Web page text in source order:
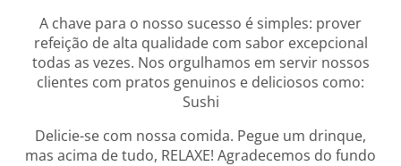
A chave para o nosso sucesso é simples: prover
refeição de alta qualidade com sabor excepcional
todas as vezes. Nos orgulhamos em servir nossos
clientes com pratos genuinos e deliciosos como:
Sushi
Delicie-se com nossa comida. Pegue um drinque,
mas acima de tudo, RELAXE! Agradecemos do fundo